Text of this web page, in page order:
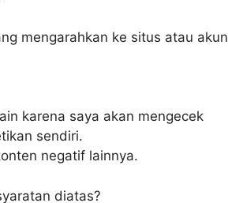
mengarahkan ke situs atau akun
karena saya akan mengecek
sendiri.
negatif lainnya.
diatas?